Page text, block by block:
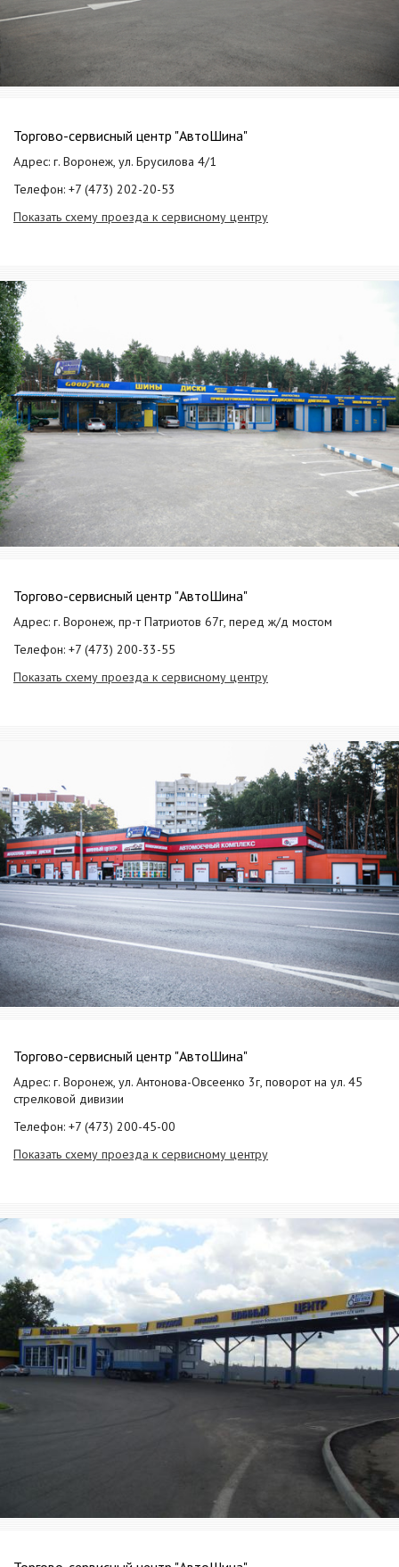
Торгово-сервисный центр "АвтоШина"
Адрес: г. Воронеж, ул. Брусилова 4/1
Телефон: +7 (473) 202-20-53
Показать схему проезда к сервисному центру
Торгово-сервисный центр "АвтоШина"
Адрес: г. Воронеж, пр-т Патриотов 67г, перед ж/д мостом
Телефон: +7 (473) 200-33-55
Показать схему проезда к сервисному центру
Торгово-сервисный центр "АвтоШина"
Адрес: г. Воронеж, ул. Антонова-Овсеенко 3г, поворот на ул. 45
стрелковой дивизии
Телефон: +7 (473) 200-45-00
Показать схему проезда к сервисному центру